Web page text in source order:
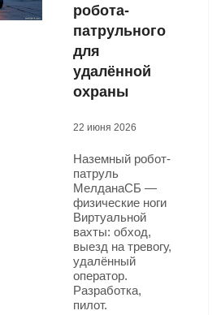
робота-
патрульного
для
удалённой
охраны
22 июня 2026
Наземный робот-
патруль
МелданаСБ —
физические ноги
Виртуальной
вахты: обход,
выезд на тревогу,
удалённый
оператор.
Разработка,
пилот.